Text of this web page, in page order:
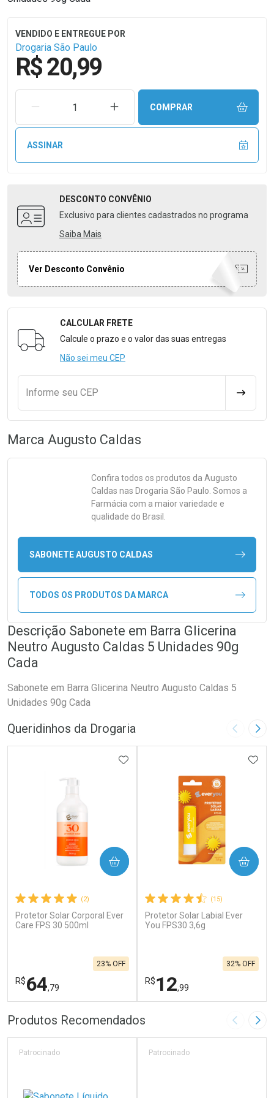
Drogaria São Paulo
R$ 20,99
REMOVER UMA UNIDADEAUMENTAR UMA UNIDADE
COMPRAR
ASSINAR
DESCONTO CONVÊNIO
Exclusivo para clientes cadastrados no programa
Saiba Mais
Ver Desconto Convênio
Formulário para Calcular o Frete
CALCULAR FRETE
Calcule o prazo e o valor das suas entregas
Não sei meu CEP
Informe seu CEP
Marca Augusto Caldas
Confira todos os produtos da Augusto
Caldas nas Drogaria São Paulo. Somos a
Farmácia com a maior variedade e
qualidade do Brasil.
SABONETE AUGUSTO CALDAS
TODOS OS PRODUTOS DA MARCA
Descrição Sabonete em Barra Glicerina
Neutro Augusto Caldas 5 Unidades 90g
Cada
Sabonete em Barra Glicerina Neutro Augusto Caldas 5
Unidades 90g Cada
Queridinhos da Drogaria Imagem
(2)
Protetor Solar Corporal Ever
Care FPS 30 500ml
R$64,79
23% OFF
ADICIONAR AOS FAVORITOS
COMPRAR
FECHAR
Laboratório
FECHAR
Por Menos
(15)
Protetor Solar Labial Ever
You FPS30 3,6g
R$12,99
32% OFF
COMPRAR
Laboratório
Por Menos
Produtos Recomendados Imagem
Patrocinado Patrocinado